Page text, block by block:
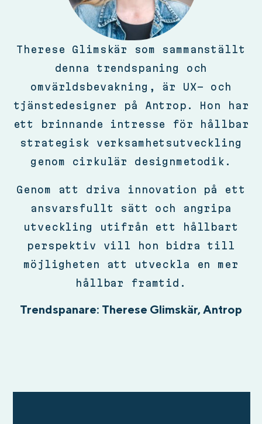
Therese Glimskär som sammanställt
denna trendspaning och
omvärldsbevakning, är UX- och
tjänstedesigner på Antrop. Hon har
ett brinnande intresse för hållbar
strategisk verksamhetsutveckling
genom cirkulär designmetodik.
Genom att driva innovation på ett
ansvarsfullt sätt och angripa
utveckling utifrån ett hållbart
perspektiv vill hon bidra till
möjligheten att utveckla en mer
hållbar framtid.
Trendspanare: Therese Glimskär, Antrop